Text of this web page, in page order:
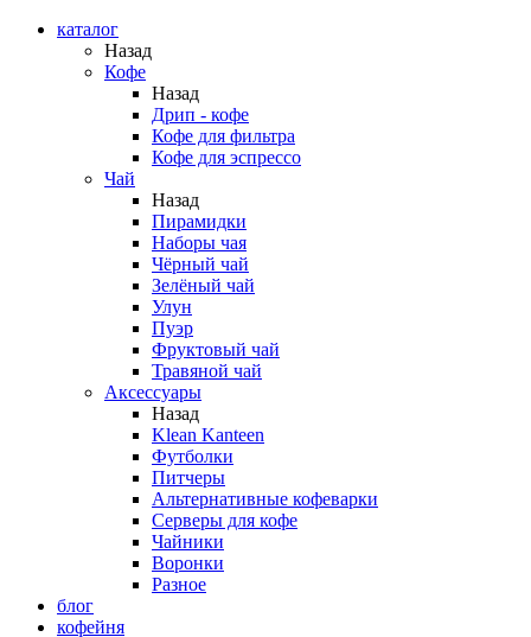
каталог
Назад
Кофе
Назад
Дрип - кофе
Кофе для фильтра
Кофе для эспрессо
Чай
Назад
Пирамидки
Наборы чая
Чёрный чай
Зелёный чай
Улун
Пуэр
Фруктовый чай
Травяной чай
Аксессуары
Назад
Klean Kanteen
Футболки
Питчеры
Альтернативные кофеварки
Серверы для кофе
Чайники
Воронки
Разное
блог
кофейня